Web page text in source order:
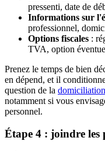
pressenti, date de
Informations sur
professionnel,
Options fiscales :
TVA, option
Prenez le temps de bien
en dépend, et il
question de la
notamment si vous
personnel.
Étape 4 : joindre les